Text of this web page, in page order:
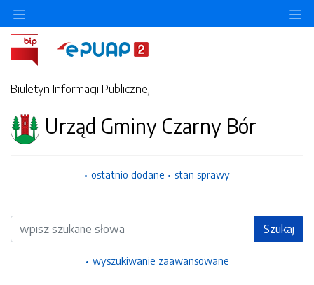
Biuletyn Informacji Publicznej
Urząd Gminy Czarny Bór
ostatnio dodane stan sprawy
Wyszukiwarka Szukaj
wyszukiwanie zaawansowane